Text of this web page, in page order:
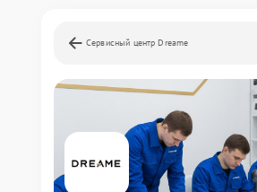
Сервисный центр Dreame